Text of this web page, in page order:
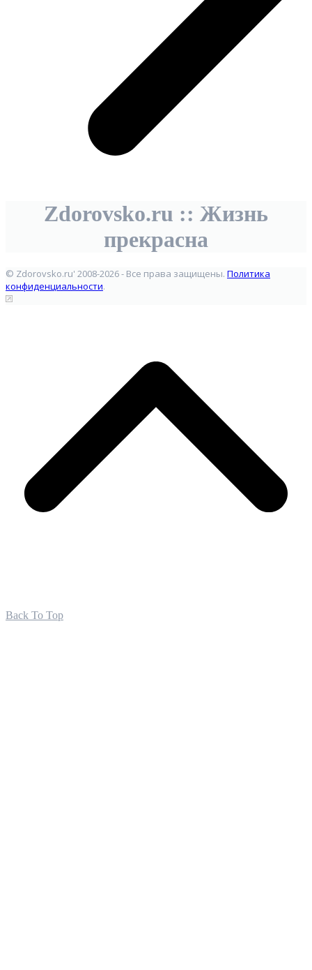
Zdorovsko.ru :: Жизнь
прекрасна
© Zdorovsko.ru' 2008-2026 - Все права защищены. Политика
конфиденциальности.
Back To Top